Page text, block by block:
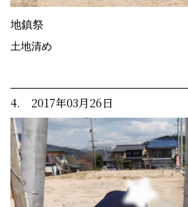
地鎮祭
土地清め
4. 2017年03月26日